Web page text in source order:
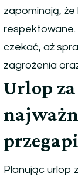
zapominają,
respektowane.
czekać, aż
zagrożenia
Urlop
Planując urlop